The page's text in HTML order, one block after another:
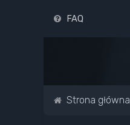
FAQ
Strona główna